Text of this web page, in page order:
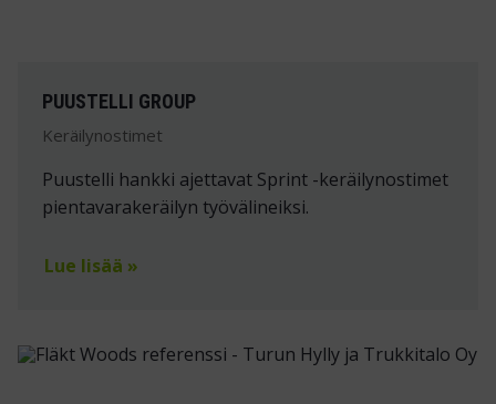
PUUSTELLI GROUP
Keräilynostimet
Puustelli hankki ajettavat Sprint -keräilynostimet
pientavarakeräilyn työvälineiksi.
Lue lisää »